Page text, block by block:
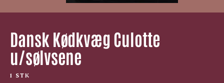
Dansk Kødkvæg Culotte
u/sølvsene
1 STK